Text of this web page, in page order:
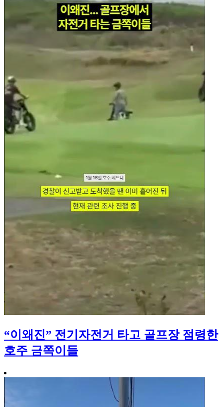
“이왜진” 전기자전거 타고 골프장 점령한
호주 금쪽이들